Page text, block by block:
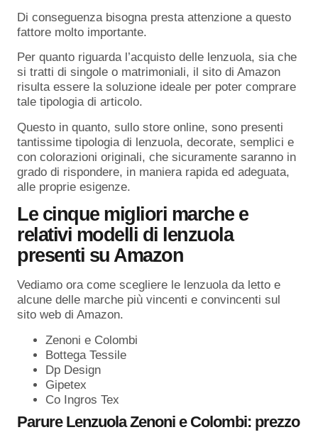
Di conseguenza bisogna presta attenzione a questo
fattore molto importante.
Per quanto riguarda l’acquisto delle lenzuola, sia che
si tratti di singole o matrimoniali, il sito di Amazon
risulta essere la soluzione ideale per poter comprare
tale tipologia di articolo.
Questo in quanto, sullo store online, sono presenti
tantissime tipologia di lenzuola, decorate, semplici e
con colorazioni originali, che sicuramente saranno in
grado di rispondere, in maniera rapida ed adeguata,
alle proprie esigenze.
Le cinque migliori marche e
relativi modelli di lenzuola
presenti su Amazon
Vediamo ora come scegliere le lenzuola da letto e
alcune delle marche più vincenti e convincenti sul
sito web di Amazon.
Zenoni e Colombi
Bottega Tessile
Dp Design
Gipetex
Co Ingros Tex
Parure Lenzuola Zenoni e Colombi: prezzo